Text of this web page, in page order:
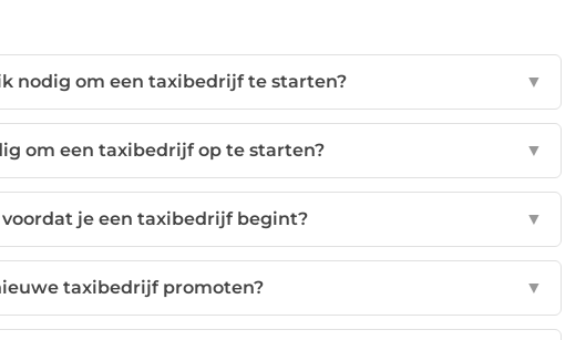
nodig om een taxibedrijf te starten? ▼
om een taxibedrijf op te starten? ▼
je een taxibedrijf begint? ▼
taxibedrijf promoten? ▼